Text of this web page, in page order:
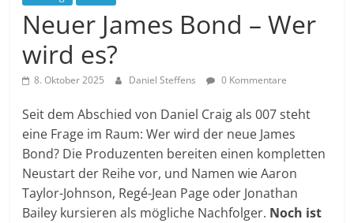
Neuer James Bond – Wer
wird es?
8. Oktober 2025 Daniel Steffens 0 Kommentare
Seit dem Abschied von Daniel Craig als 007 steht
eine Frage im Raum: Wer wird der neue James
Bond? Die Produzenten bereiten einen kompletten
Neustart der Reihe vor, und Namen wie Aaron
Taylor-Johnson, Regé-Jean Page oder Jonathan
Bailey kursieren als mögliche Nachfolger. Noch ist